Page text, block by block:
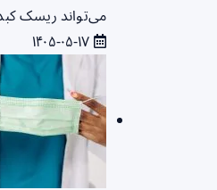
می‌تواند ریسک